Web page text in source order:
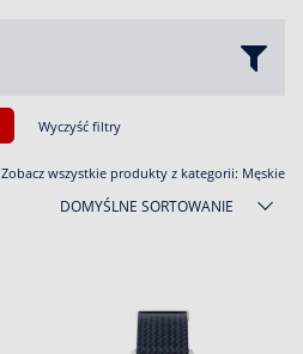
Wyczyść filtry
Zobacz wszystkie produkty z kategorii: Męskie
DOMYŚLNE SORTOWANIE